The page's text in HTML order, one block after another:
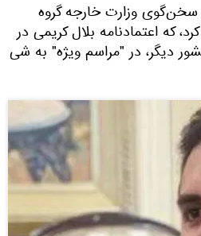
سخن‌گوی وزارت خارجه گروه
که اعتمادنامه بلال کریمی در
همراه با سفیران ٤١ کشور دیگر، در "مراسم ویژه" به شی